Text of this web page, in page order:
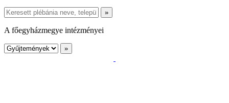
A főegyházmegye intézményei